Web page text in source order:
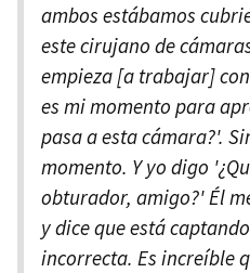
ambos estábamos
este cirujano de
empieza [a trabajar]
es mi momento para
pasa a esta cámara?'.
momento. Y yo digo
obturador, amigo?' Él
y dice que está
incorrecta. Es increíble